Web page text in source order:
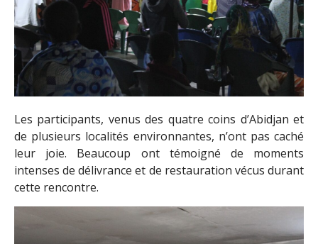
Les participants, venus des quatre coins d’Abidjan et
de plusieurs localités environnantes, n’ont pas caché
leur joie. Beaucoup ont témoigné de moments
intenses de délivrance et de restauration vécus durant
cette rencontre.